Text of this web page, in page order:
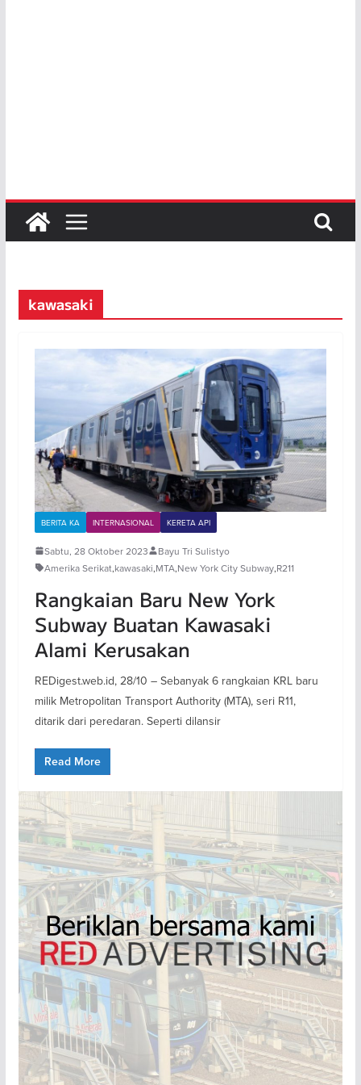
kawasaki
BERITA KA INTERNASIONAL KERETA API
Sabtu, 28 Oktober 2023
Bayu Tri Sulistyo
Amerika Serikat,kawasaki,MTA,New York City Subway,R211
Rangkaian Baru New York
Subway Buatan Kawasaki
Alami Kerusakan
REDigest.web.id, 28/10 – Sebanyak 6 rangkaian KRL baru
milik Metropolitan Transport Authority (MTA), seri R11,
ditarik dari peredaran. Seperti dilansir
Read More